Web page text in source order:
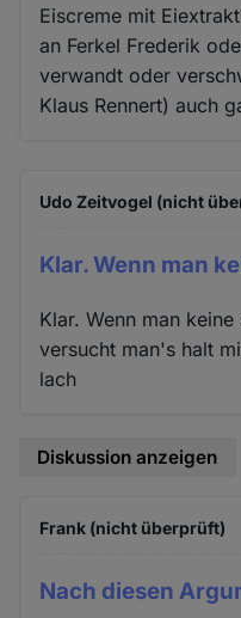
Eiscreme mit
an Ferkel Frederik
verwandt oder
Klaus Rennert) auch
Udo Zeitvogel (nicht
Klar. Wenn man
Klar. Wenn man
versucht man's halt
lach
Diskussion anzeigen
Frank (nicht überprüft)
Nach diesen